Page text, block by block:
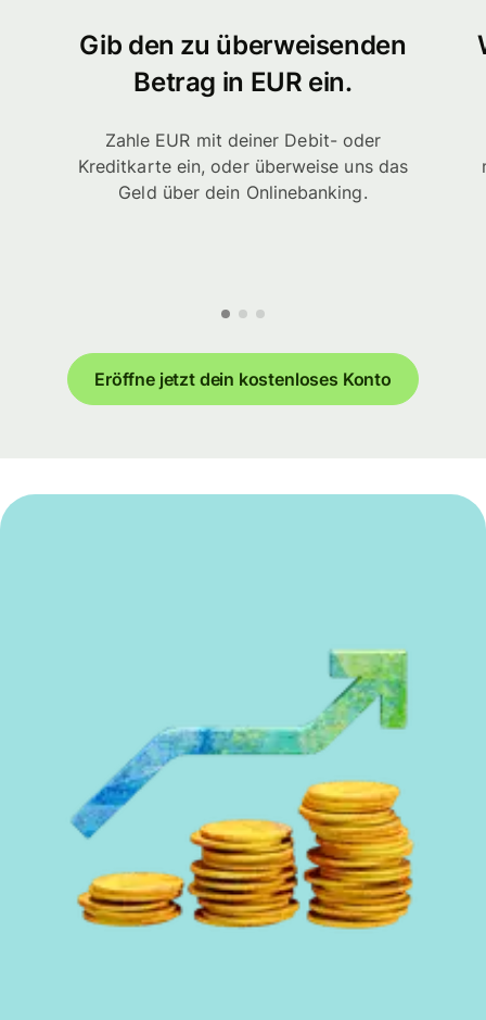
Gib den zu überweisenden
Betrag in EUR ein.
Zahle EUR mit deiner Debit- oder
Kreditkarte ein, oder überweise uns das
Geld über dein Onlinebanking.
Eröffne jetzt dein kostenloses Konto